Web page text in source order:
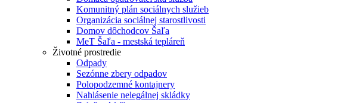
Komunitný plán sociálnych služieb
Organizácia sociálnej starostlivosti
Domov dôchodcov Šaľa
MeT Šaľa - mestská tepláreň
Životné prostredie
Odpady
Sezónne zbery odpadov
Polopodzemné kontajnery
Nahlásenie nelegálnej skládky